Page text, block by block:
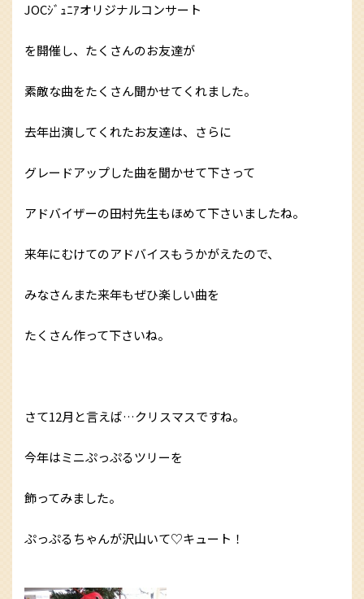
JOCｼﾞｭﾆｱオリジナルコンサート
を開催し、たくさんのお友達が
素敵な曲をたくさん聞かせてくれました。
去年出演してくれたお友達は、さらに
グレードアップした曲を聞かせて下さって
アドバイザーの田村先生もほめて下さいましたね。
来年にむけてのアドバイスもうかがえたので、
みなさんまた来年もぜひ楽しい曲を
たくさん作って下さいね。
さて12月と言えば…クリスマスですね。
今年はミニぷっぷるツリーを
飾ってみました。
ぷっぷるちゃんが沢山いて♡キュート！